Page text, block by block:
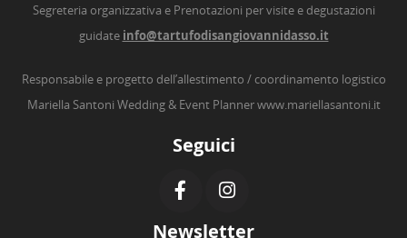
Segreteria organizzativa e Prenotazioni per visite e degustazioni
guidate info@tartufodisangiovannidasso.it
Responsabile e progetto dell’allestimento / coordinamento logistico
Mariella Santoni Wedding & Event Plannerwww.mariellasantoni.it
Seguici
Newsletter